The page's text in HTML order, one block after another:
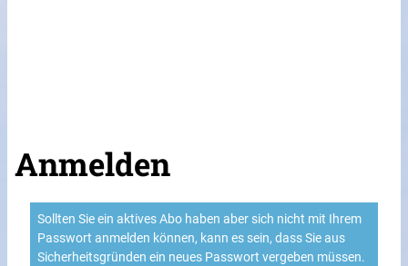
Anmelden
Sollten Sie ein aktives Abo haben aber sich nicht mit Ihrem
Passwort anmelden können, kann es sein, dass Sie aus
Sicherheitsgründen ein neues Passwort vergeben müssen.